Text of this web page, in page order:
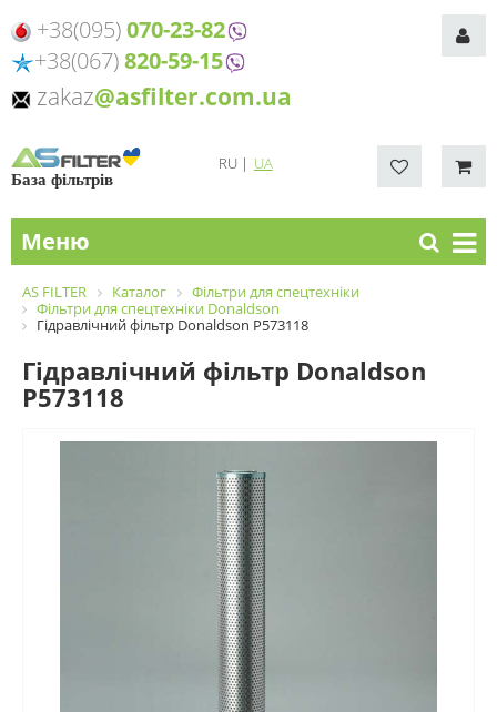
+38(095)070-23-82
+38(067)820-59-15
zakaz@asfilter.com.ua
База фільтрів
RU | UA
Меню
AS FILTER Каталог
Фільтри для спецтехніки
Фільтри для спецтехніки Donaldson
Гідравлічний фільтр Donaldson P573118
Гідравлічний фільтр Donaldson
P573118